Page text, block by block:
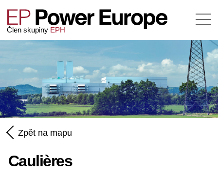
Člen skupiny EPH
Zpět na mapu
Caulières